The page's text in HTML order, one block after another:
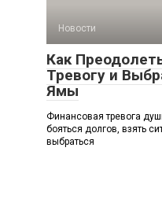
Новости
Как
Тревогу и
Ямы
Финансовая тревога
бояться долгов, взять
выбраться